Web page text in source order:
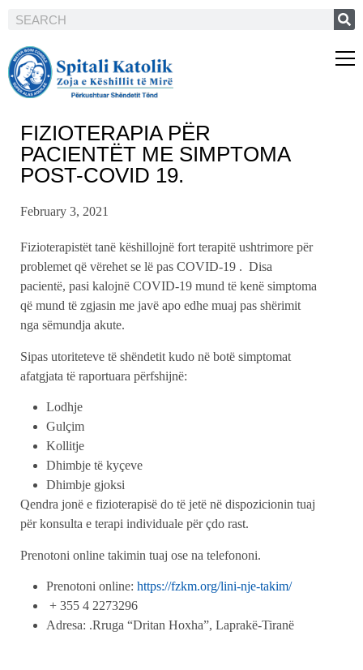
FIZIOTERAPIA PËR
PACIENTËT ME SIMPTOMA
POST-COVID 19.
February 3, 2021
Fizioterapistët tanë këshillojnë fort terapitë ushtrimore për
problemet që vërehet se lë pas COVID-19 . Disa
pacientë, pasi kalojnë COVID-19 mund të kenë simptoma
që mund të zgjasin me javë apo edhe muaj pas shërimit
nga sëmundja akute.
Sipas utoriteteve të shëndetit kudo në botë simptomat
afatgjata të raportuara përfshijnë:
Lodhje
Gulçim
Kollitje
Dhimbje të kyçeve
Dhimbje gjoksi
Qendra jonë e fizioterapisë do të jetë në dispozicionin tuaj
për konsulta e terapi individuale për çdo rast.
Prenotoni online takimin tuaj ose na telefononi.
Prenotoni online: https://fzkm.org/lini-nje-takim/
️ + 355 4 2273296
Adresa: .Rruga “Dritan Hoxha”, Laprakë-Tiranë